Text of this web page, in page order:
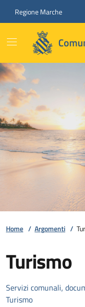
Regione Marche
Home / Argomenti /
Turismo
Dettagli
Servizi comunali,
Turismo